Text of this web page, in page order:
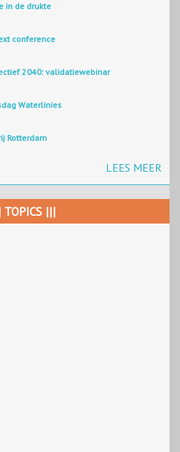
in de drukte
conference
2040: validatiewebinar
Waterlinies
Rotterdam
LEES MEER
TOPICS |||